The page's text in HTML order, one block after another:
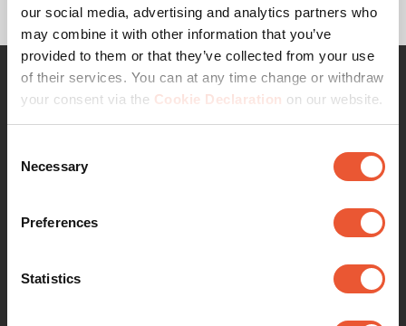
our social media, advertising and analytics partners who
may combine it with other information that you’ve
provided to them or that they’ve collected from your use
of their services. You can at any time change or withdraw
your consent via the Cookie Declaration on our website.
Selection
Necessary
Preferences
Statistics
-PFS 3204 Interface display strip
Kontaktieren Sie mich gerne
für weitere Informationen